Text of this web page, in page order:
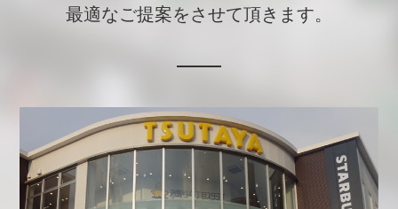
最適なご提案をさせて頂きます。